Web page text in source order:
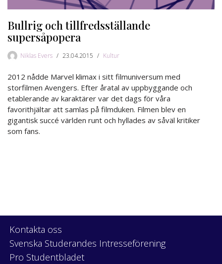
Bullrig och tillfredsställande
supersåpopera
Niklas Evers 23.04.2015 Kultur
2012 nådde Marvel klimax i sitt filmuniversum med
storfilmen Avengers. Efter åratal av uppbyggande och
etablerande av karaktärer var det dags för våra
favorithjältar att samlas på filmduken. Filmen blev en
gigantisk succé världen runt och hyllades av såväl kritiker
som fans.
Kontakta oss
Svenska Studerandes Intresseförening
Pro Studentbladet